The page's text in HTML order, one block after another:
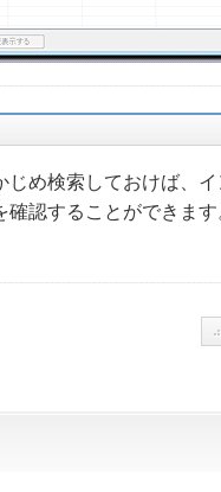
め検索しておけば、イ
認することができます